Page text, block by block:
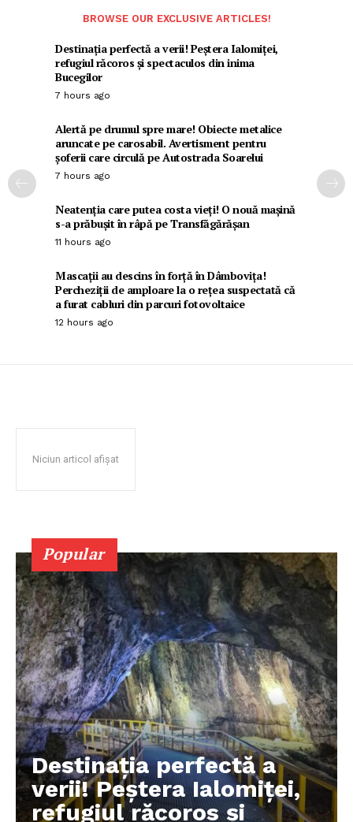
BROWSE OUR EXCLUSIVE ARTICLES!
Destinația perfectă a verii! Peștera Ialomiței,
refugiul răcoros și spectaculos din inima
Bucegilor
7 hours ago
Alertă pe drumul spre mare! Obiecte metalice
aruncate pe carosabil. Avertisment pentru
șoferii care circulă pe Autostrada Soarelui
7 hours ago
Neatenția care putea costa vieți! O nouă mașină
s-a prăbușit în râpă pe Transfăgărășan
11 hours ago
Mascații au descins în forță în Dâmbovița!
Percheziții de amploare la o rețea suspectată că
a furat cabluri din parcuri fotovoltaice
12 hours ago
Niciun articol afișat
Popular
Destinația perfectă a
verii! Peștera Ialomiței,
refugiul răcoros și